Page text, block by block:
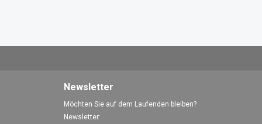
Newsletter
Möchten Sie auf dem Laufenden bleiben?
Newsletter: